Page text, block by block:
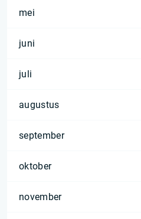
mei
juni
juli
augustus
september
oktober
november